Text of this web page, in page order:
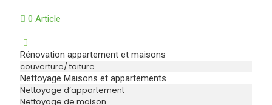
0 Article
Rénovation appartement et maisons
couverture/ toiture
Nettoyage Maisons et appartements
Nettoyage d’appartement
Nettoyage de maison